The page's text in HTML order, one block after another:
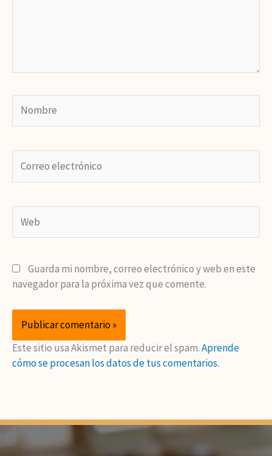
electrónico
Guarda mi nombre, correo electrónico y web en este
navegador para la próxima vez que comente.
Este sitio usa Akismet para reducir el spam.Aprende
cómo se procesan los datos de tus comentarios.